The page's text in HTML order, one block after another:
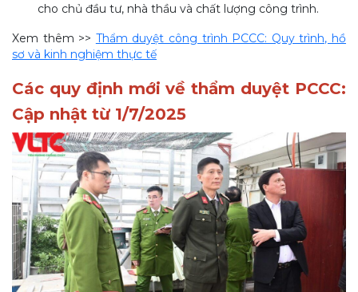
cho chủ đầu tư, nhà thầu và chất lượng công trình.
Xem thêm >> Thẩm duyệt công trình PCCC: Quy trình, hồ
sơ và kinh nghiệm thực tế
Các quy định mới về thẩm duyệt PCCC:
Cập nhật từ 1/7/2025